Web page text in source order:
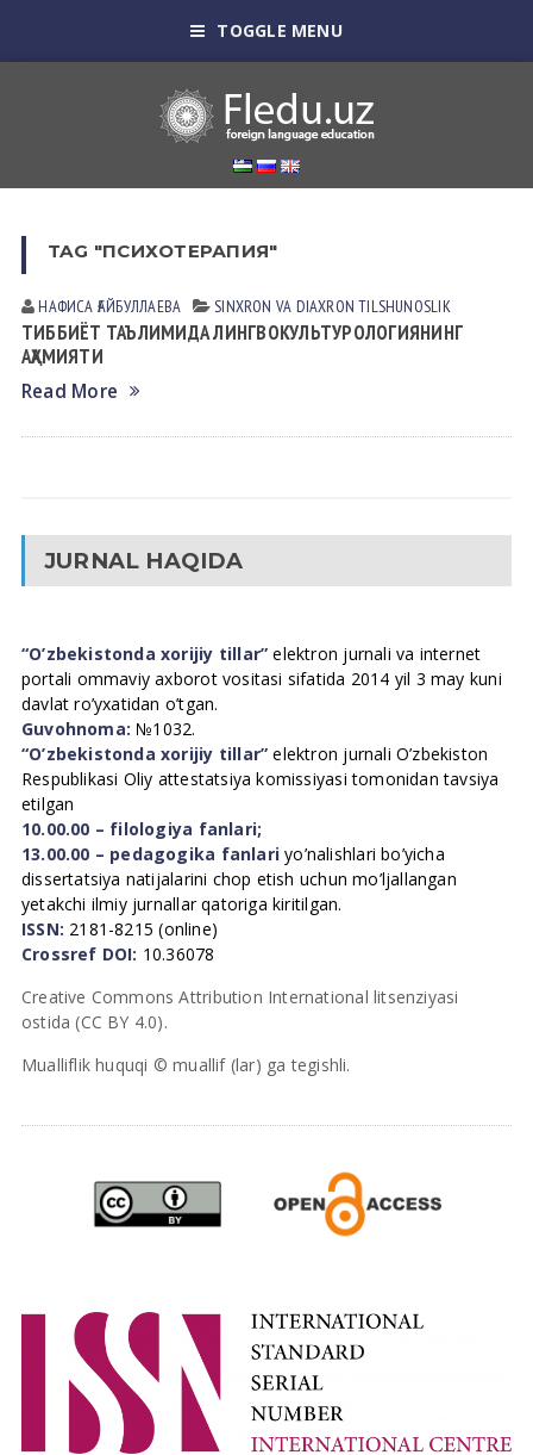
TOGGLE MENU
TAG "ПСИХОТЕРАПИЯ"
НАФИСА ҒАЙБУЛЛАЕВА SINXRON VА DIАXRON TILSHUNOSLIK
ТИББИЁТ ТАЪЛИМИДА ЛИНГВОКУЛЬТУРОЛОГИЯНИНГ
АҲАМИЯТИ
Read More
JURNAL HAQIDA
“O’zbekistonda xorijiy tillar” elektron jurnali va internet
portali ommaviy axborot vositasi sifatida 2014 yil 3 may kuni
davlat ro’yxatidan o’tgan.
Guvohnoma: №1032.
“O’zbekistonda xorijiy tillar” elektron jurnali O’zbekiston
Respublikasi Oliy attestatsiya komissiyasi tomonidan tavsiya
etilgan
10.00.00 – filologiya fanlari;
13.00.00 – pedagogika fanlari yo’nalishlari bo’yicha
dissertatsiya natijalarini chop etish uchun mo’ljallangan
yetakchi ilmiy jurnallar qatoriga kiritilgan.
ISSN: 2181-8215 (online)
Crossref DOI: 10.36078
Creative Commons Attribution International litsenziyasi
ostida (CC BY 4.0).
Mualliflik huquqi © muallif (lar) ga tegishli.